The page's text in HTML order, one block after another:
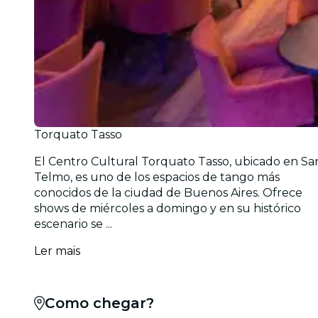
Torquato Tasso
El Centro Cultural Torquato Tasso, ubicado en
Telmo, es uno de los espacios de tango más
conocidos de la ciudad de Buenos Aires. Ofrece
shows de miércoles a domingo y en su histórico
escenario se ...
Ler mais
Como chegar?